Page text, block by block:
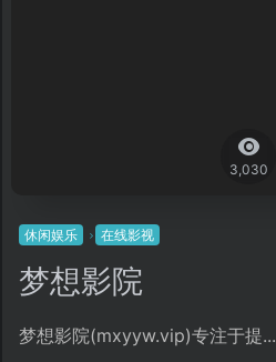
3,030
休闲娱乐 在线影视
梦想影院
梦想影院(mxyyw.vip)专注于提...